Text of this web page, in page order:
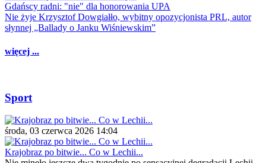
Gdańscy radni: "nie" dla honorowania UPA
Nie żyje Krzysztof Dowgiałło, wybitny opozycjonista PRL, autor
słynnej „Ballady o Janku Wiśniewskim”
więcej ...
Sport
środa, 03 czerwca 2026 14:04
Krajobraz po bitwie... Co w Lechii...